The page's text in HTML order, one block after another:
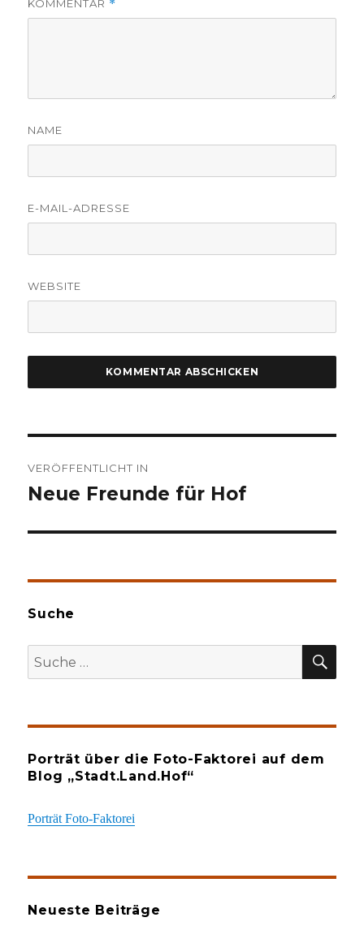
KOMMENTAR *
NAME
E-MAIL-ADRESSE
WEBSITE
VERÖFFENTLICHT IN
Neue Freunde für Hof
Suche
Suche
nach:
Porträt über die Foto-Faktorei auf dem
Blog „Stadt.Land.Hof“
Porträt Foto-Faktorei
Neueste Beiträge